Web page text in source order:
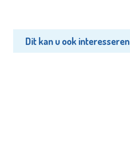
Dit kan u ook interesseren